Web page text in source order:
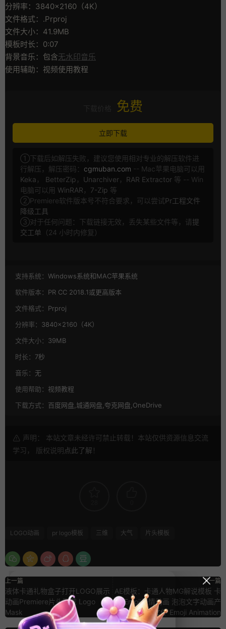
分辨率：3840×2160（4K）
文件格式：.Prproj
文件大小：41.9MB
模板时长：0:07
背景音乐：包含无水印音乐
使用辅助：视频使用教程
免费
立即下载
①下载后如解压失败，建议您使用相对专业的解压软件进
行解压，解压密码： cgmuban.com -- Mac苹果电脑可以用
Keka ， BetterZip ， Unarchiver， RAR Extractor 等 -- Win
电脑可以用 WinRAR ， 7-Zip 等
②Premiere软件版本号不符合要求，可以尝试Pr工程文件
降级工具
③对于任何问题：下载链接无效，丢失某些文件等，请提
交工单 （24 小时内修复）
支持系统： Windows系统和MAC苹果系统
软件版本： PR CC 2018.1或更高版本
文件格式： Prproj
分辨率： 3840×2160（4K）
文件大小： 39MB
时长： 7秒
音乐： 无
使用帮助： 视频教程
下载方式： 百度网盘,城通网盘,夸克网盘,OneDrive
声明： 本站文章未经许可禁止转载！本站仅供资源信息交流
学习， 版权说明点此了解 ！
LOGO动画 pr logo模板 三维 大气 片头模板
上一篇
液体卡通礼物盒子打开LOGO展示
动画Premiere片头下载 Logo
Mask
下一篇
AE模板：卡通人物MG解说模板 卡
通Emoji表情动画 泡泡文字动画产
品介绍 AE源文件 Emoji Animation